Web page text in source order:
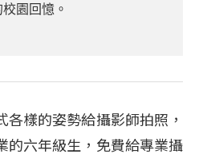
園回憶。
各樣的姿勢給攝影師拍照，
的六年級生，免費給專業攝